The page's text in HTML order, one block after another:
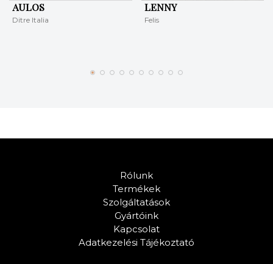
AULOS
Ditre Italia
LENNY
Felis
Rólunk
Termékek
Szolgáltatások
Gyártóink
Kapcsolat
Adatkezelési Tájékoztató